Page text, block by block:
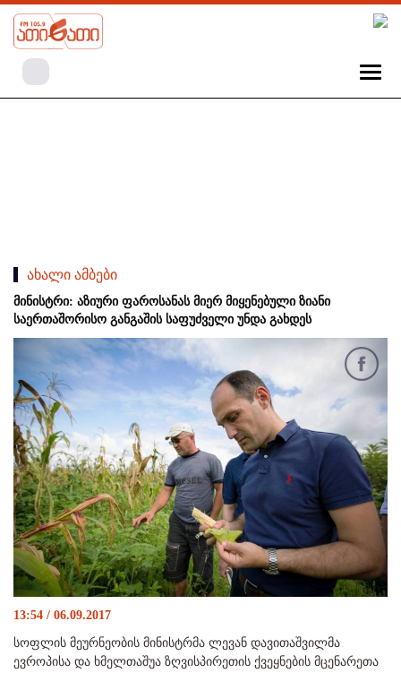
ახალი ამბები
მინისტრი: აზიური ფაროსანას მიერ მიყენებული ზიანი
საერთაშორისო განგაშის საფუძველი უნდა გახდეს
13:54 / 06.09.2017
სოფლის მეურნეობის მინისტრმა ლევან დავითაშვილმა
ევროპისა და ხმელთაშუა ზღვისპირეთის ქვეყნების მცენარეთა